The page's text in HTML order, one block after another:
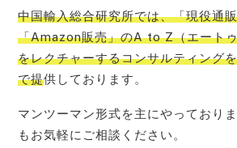
中国輸入総合研究所では、「現役通
「Amazon販売」のA to Z（エート
をレクチャーするコンサルティング
で提供しております。
マンツーマン形式を主にやっており
もお気軽にご相談ください。